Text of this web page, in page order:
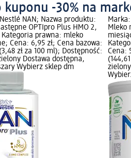
-30% na
NAN; Nazwa produktu:
OPTIpro Plus HMO 2,
prawna: mleko
Cena: 6,95 zł; Cena bazowa:
zł za 100 ml); Dostępność:
Dostawa dostępna,
Wybierz sklep dm
Mleko
Cena: